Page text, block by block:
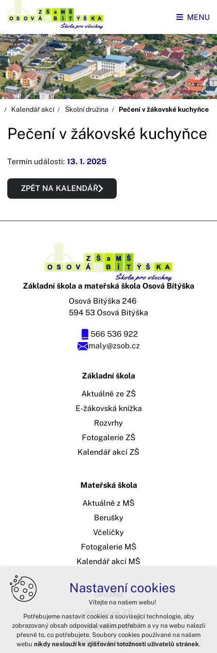
MENU
Kalendář akcí Školní družina Pečení v žákovské kuchyňce
Pečení v žákovské kuchyňce
Termín události: 13. 1. 2025
ZPĚT NA KALENDÁŘ
Základní škola a mateřská škola Osová Bítýška
maly@zsob.cz
566 536 922
Osová Bítýška 246
594 53 Osová Bítýška
Základní škola
Aktuálně ze ZŠ
E-žákovská knížka
Rozvrhy
Fotogalerie ZŠ
Kalendář akcí ZŠ
Mateřská škola
Aktuálně z MŠ
Berušky
Včeličky
Fotogalerie MŠ
Kalendář akcí MŠ
Družina
Jídelníček ZŠ
Jídelníček MŠ
Odhlašování obědů
Nastavení cookies
Vítejte na našem webu!
Potřebujeme nastavit cookies a související technologie, aby
zobrazovaný obsah odpovídal vašim potřebám a vy na webu nalezli
přesně to, co potřebujete. Soubory cookies používané na našem
webu nikdy neslouží ke zjišťování totožnosti uživatelů stránek.